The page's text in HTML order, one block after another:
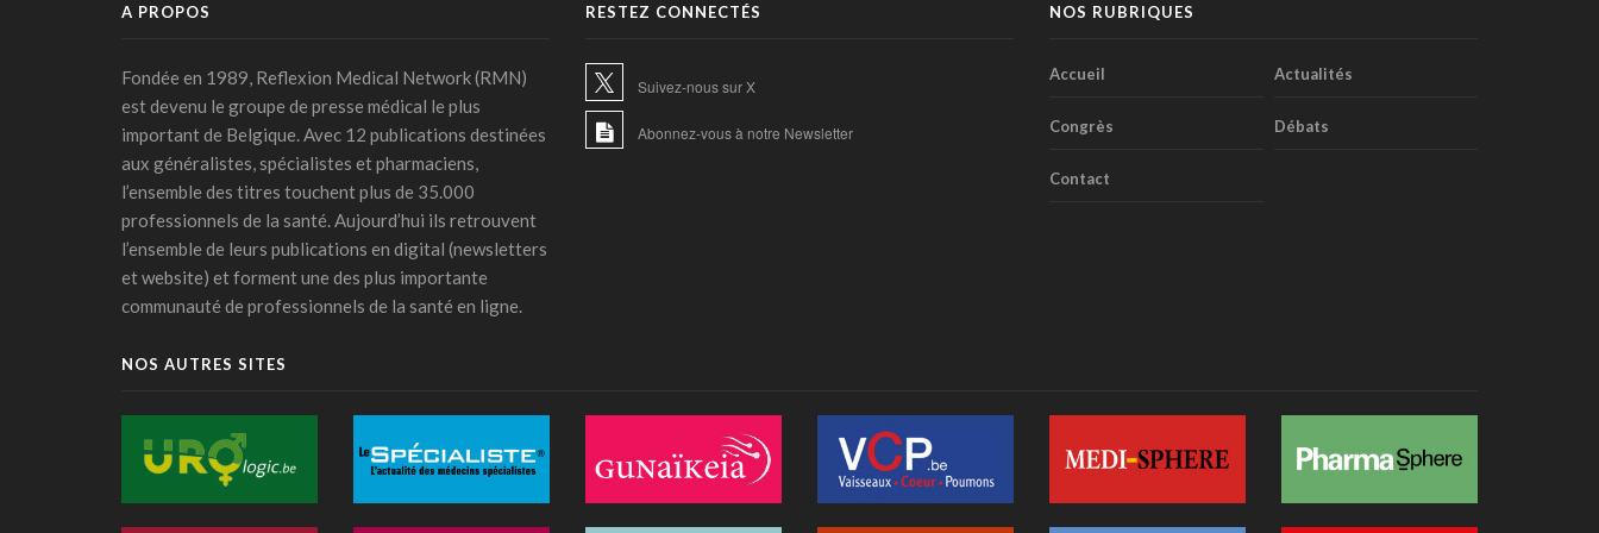
Première belge: une capsule immersive de
La Commission européenne appelle la Belgique
soins
Canicule : un hôpital flamand contraint de
reporter des opérations après la surchauffe
A PROPOS
Fondée en 1989, Reflexion Medical Network (RMN)
est devenu le groupe de presse médical le plus
important de Belgique. Avec 12 publications destinées
aux généralistes, spécialistes et pharmaciens,
l’ensemble des titres touchent plus de 35.000
professionnels de la santé. Aujourd’hui ils retrouvent
l’ensemble de leurs publications en digital (newsletters
et website) et forment une des plus importante
communauté de professionnels de la santé en ligne.
RESTEZ CONNECTÉS
Suivez-nous sur X
Abonnez-vous à notre Newsletter
NOS RUBRIQUES
Accueil Actualités
Congrès Débats
Contact
NOS AUTRES SITES